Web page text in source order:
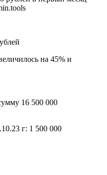
на 45% и
16 500 000
г: 1 500 000